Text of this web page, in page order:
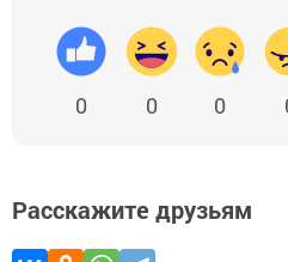
0 0 0
Расскажите друзьям